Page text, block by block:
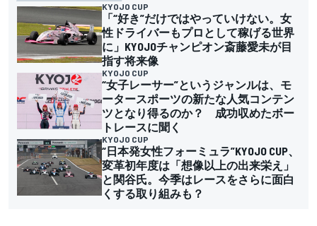
KYOJO CUP
「“好き”だけではやっていけない。女
性ドライバーもプロとして稼げる世界
に」KYOJOチャンピオン斎藤愛未が目
指す将来像
KYOJO CUP
“女子レーサー”というジャンルは、モ
ータースポーツの新たな人気コンテン
ツとなり得るのか？ 成功収めたボー
トレースに聞く
KYOJO CUP
“日本発女性フォーミュラ”KYOJO CUP、
変革初年度は「想像以上の出来栄え」
と関谷氏。今季はレースをさらに面白
くする取り組みも？